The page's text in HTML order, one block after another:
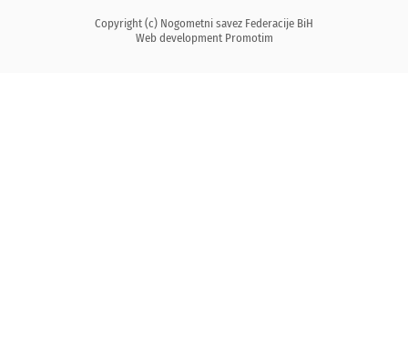
Copyright (c) Nogometni savez Federacije BiH
Web development Promotim